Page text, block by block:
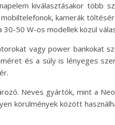
kiválasztásakor több
kamerák
50 W-os modellek közül
vagy power bankokat
és a súly is lényeges
Neves gyártók, mint a
körülmények között